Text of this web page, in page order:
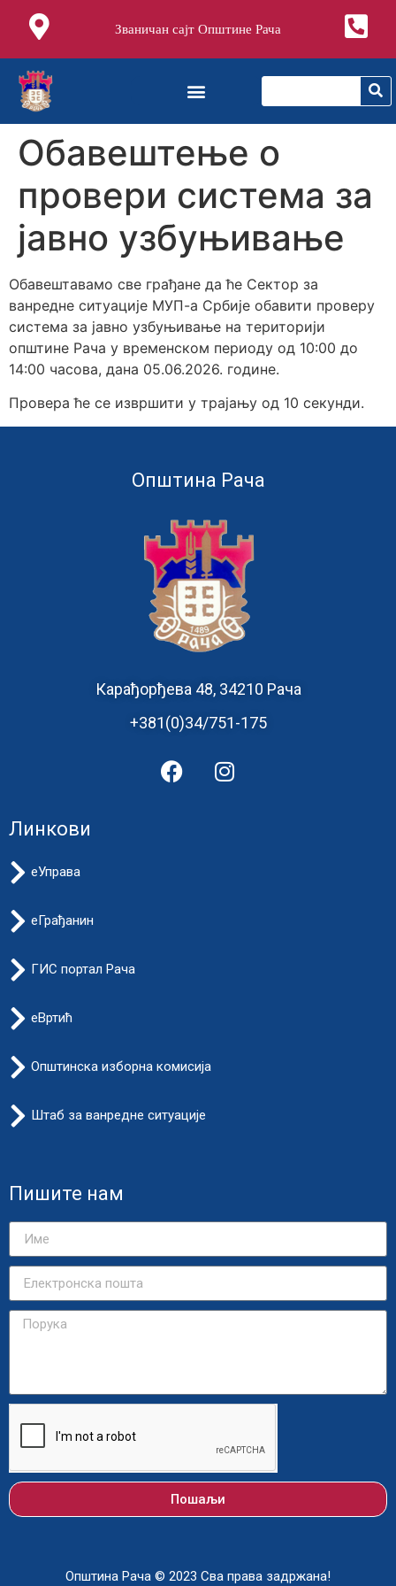
Званичан сајт Општине Рача
Обавештење о
провери система за
јавно узбуњивање
Обавештавамо све грађане да ће Сектор за
ванредне ситуације МУП-а Србије обавити проверу
система за јавно узбуњивање на територији
општине Рача у временском периоду од 10:00 до
14:00 часова, дана 05.06.2026. године.
Провера ће се извршити у трајању од 10 секунди.
Општина Рача
Карађорђева 48, 34210 Рача
+381(0)34/751-175
Линкови
еУправа
еГрађанин
ГИС портал Рача
еВртић
Општинска изборна комисија
Штаб за ванредне ситуације
Пишите нам
Пошаљи
Општина Рача © 2023 Сва права задржана!